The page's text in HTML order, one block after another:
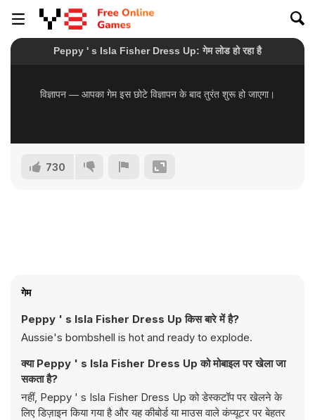
730
गेम
Peppy ' s Isla Fisher Dress Up किस बारे में है?
Aussie's bombshell is hot and ready to explode.
क्या Peppy ' s Isla Fisher Dress Up को मोबाइल पर खेला जा
सकता है?
नहीं, Peppy ' s Isla Fisher Dress Up को डेस्कटॉप पर खेलने के
लिए डिज़ाइन किया गया है और यह कीबोर्ड या माउस वाले कंप्यूटर पर बेहतर